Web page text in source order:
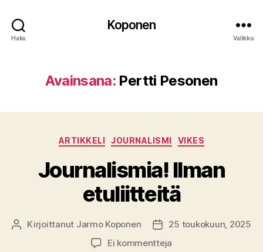
Haku
Koponen
Valikko
Avainsana: Pertti Pesonen
Kategoriat
ARTIKKELI JOURNALISMI VIKES
Journalismia! Ilman
etuliitteitä
Kirjoittaja
Kirjoittanut Jarmo Koponen Julkaisupäivämäärä
25 toukokuun, 2025
Ei kommentteja